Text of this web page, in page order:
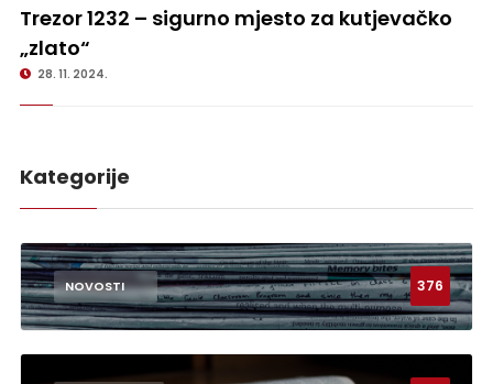
Trezor 1232 – sigurno mjesto za kutjevačko „zlato“
Trezor 1232 – sigurno mjesto za kutjevačko
„zlato“
28. 11. 2024.
Kategorije
NOVOSTI 376